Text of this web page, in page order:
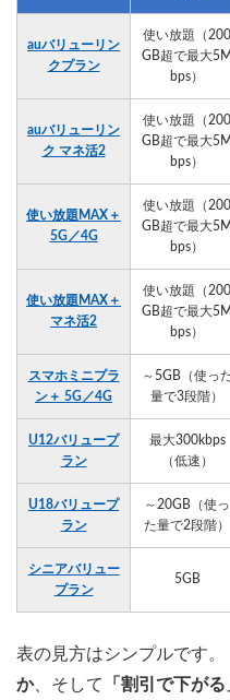
auバリューリン
クプラン
使い放題（200
GB超で最大5M
bps）
auバリューリン
ク マネ活2
使い放題（200
GB超で最大5M
bps）
使い放題MAX＋
5G／4G
使い放題（200
GB超で最大5M
bps）
使い放題MAX＋
マネ活2
使い放題（200
GB超で最大5M
bps）
スマホミニプラ
ン＋ 5G／4G
～5GB（使っ
量で3段階）
U12バリュープ
ラン
最大300kbps
（低速）
U18バリュープ
ラン
～20GB（使っ
た量で2段階）
シニアバリュー
プラン
5GB
表の見方はシンプルです。
か、そして 「割引で下が